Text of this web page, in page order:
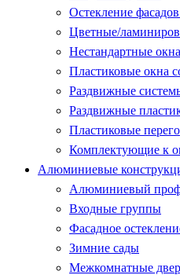
Остекление
Цветные/
Нестандартные окна
Пластиковые окна
Раздвижные
Раздвижные
Пластиковые
Комплектующие к
Алюминиевые
Алюминиевый
Входные группы
Фасадное
Зимние сады
Межкомнатные